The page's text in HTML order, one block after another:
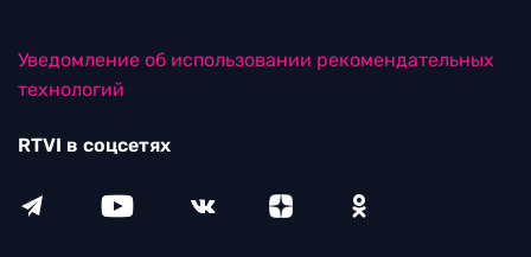
Уведомление об использовании рекомендательных
технологий
RTVI в соцсетях